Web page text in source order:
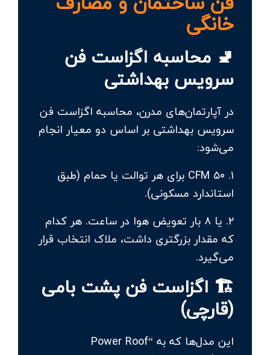
خانگی
🚽 محاسبه اگزاست فن
سرویس بهداشتی
در آپارتمان‌های مدرن، محاسبه اگزاست فن
سرویس بهداشتی بر اساس دو معیار انجام
می‌شود:
۱. ۵۰ CFM برای هر توالت یا حمام (طبق
استاندارد مسکونی).
۲. یا ۸ بار تعویض هوا در ساعت. هر کدام
که مقدار بزرگتری داشت، ملاک انتخاب قرار
می‌گیرد.
🏗 اگزاست فن پشت بامی
(قارچی)
این مدل‌ها که به “Power Roof